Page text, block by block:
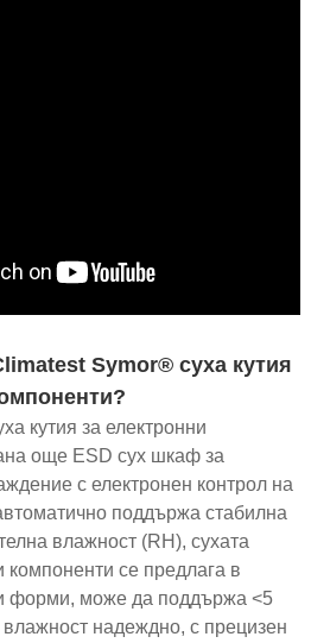
Symor® суха кутия
кутия за електронни
още ESD сух шкаф за
с електронен контрол на
поддържа стабилна
влажност (RH), сухата
компоненти се предлага в
форми, може да поддържа <5
надеждно, с прецизен